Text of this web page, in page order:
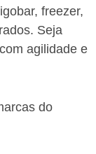
freezer,
Seja
agilidade e
do